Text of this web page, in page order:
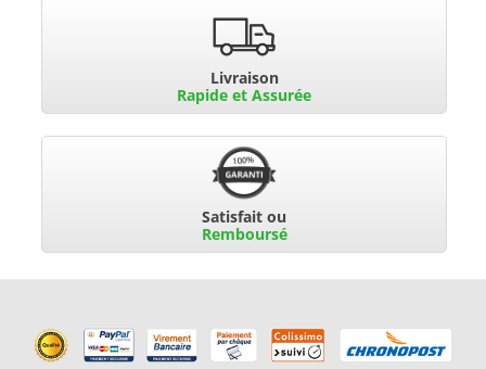
Livraison
Rapide et Assurée
Satisfait ou
Remboursé